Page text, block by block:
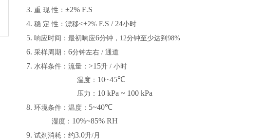
3. 重 现 性： ±2% F.S
4. 稳 定 性：漂移≤±2% F.S / 24小时
5. 响应时间：最初响应6分钟， 12分钟至少达到 98%
6. 采样周期： 6分钟左右 / 通道
7. 水样条件：流量： >15升 / 小时
温度： 10~45℃
压力： 10 kPa ~ 100 kPa
8. 环境条件：温度： 5~40℃
湿度： 10%~85% RH
9. 试剂消耗：约3.0升/月